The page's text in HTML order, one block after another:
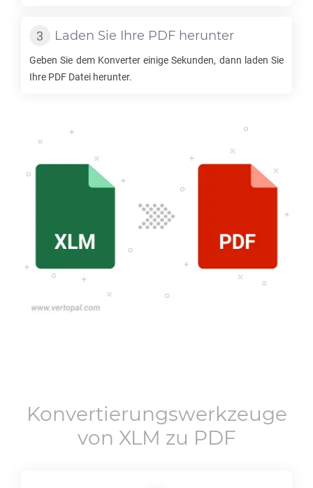
Laden Sie Ihre PDF herunter
Geben Sie dem Konverter einige Sekunden, dann laden Sie
Ihre PDF Datei herunter.
Konvertierungswerkzeuge
von XLM zu PDF